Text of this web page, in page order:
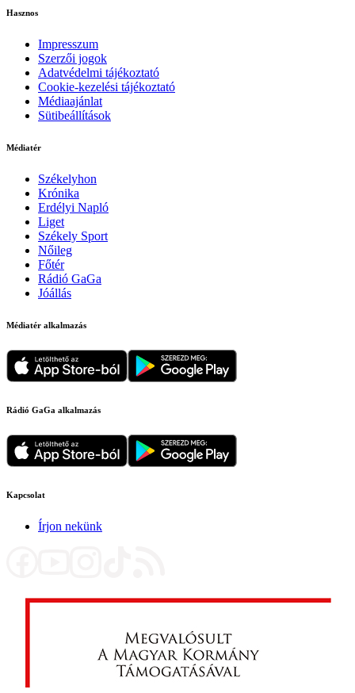
Hasznos
Impresszum
Szerzői jogok
Adatvédelmi tájékoztató
Cookie-kezelési tájékoztató
Médiaajánlat
Sütibeállítások
Médiatér
Székelyhon
Krónika
Erdélyi Napló
Liget
Székely Sport
Nőileg
Főtér
Rádió GaGa
Jóállás
Médiatér alkalmazás
Rádió GaGa alkalmazás
Kapcsolat
Írjon nekünk